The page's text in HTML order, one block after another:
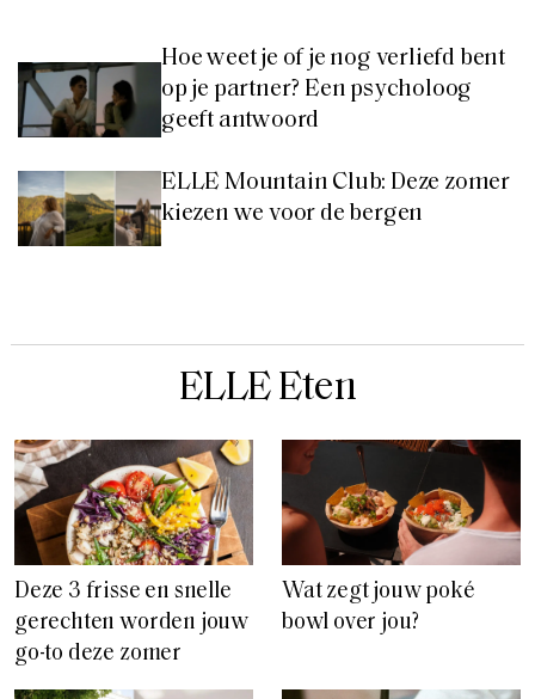
Hoe weet je of je nog verliefd bent
op je partner? Een psycholoog
geeft antwoord
ELLE Mountain Club: Deze zomer
kiezen we voor de bergen
ELLE Eten
Deze 3 frisse en snelle
gerechten worden jouw
go-to deze zomer
Wat zegt jouw poké
bowl over jou?